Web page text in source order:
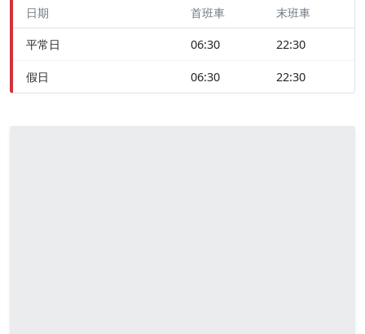
日期 首班車 末班車
平常日 06:30 22:30
假日 06:30 22:30